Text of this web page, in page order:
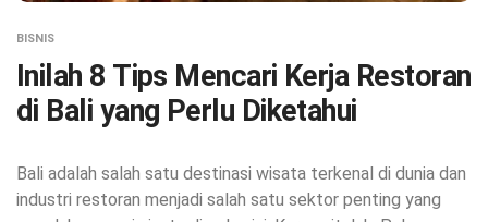
BISNIS
Inilah 8 Tips Mencari Kerja Restoran
di Bali yang Perlu Diketahui
Bali adalah salah satu destinasi wisata terkenal di dunia dan
industri restoran menjadi salah satu sektor penting yang